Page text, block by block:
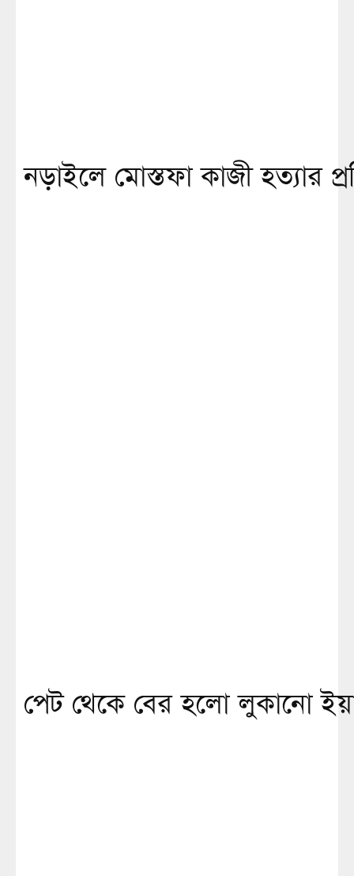
নড়াইলে মোস্তফা কাজী হত্যার
পেট থেকে বের হলো লুকানো